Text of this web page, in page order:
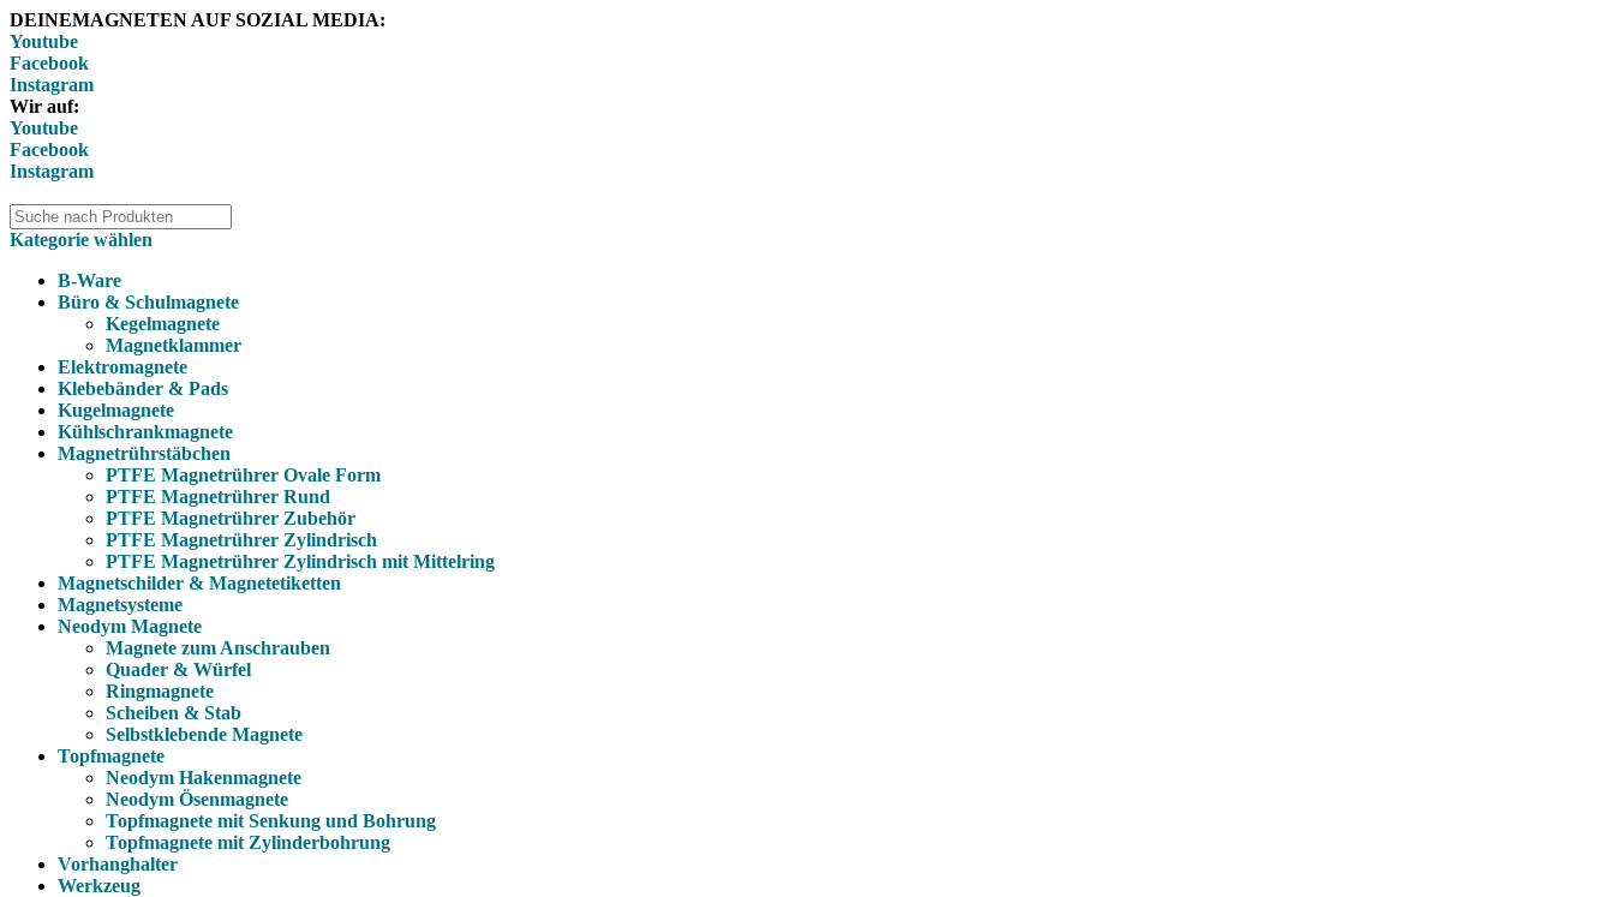
DEINEMAGNETEN AUF SOZIAL MEDIA:
Youtube
Facebook
Instagram
Wir auf:
Youtube
Facebook
Instagram
Kategorie wählen
B-Ware
Büro & Schulmagnete
Kegelmagnete
Magnetklammer
Elektromagnete
Klebebänder & Pads
Kugelmagnete
Kühlschrankmagnete
Magnetrührstäbchen
PTFE Magnetrührer Ovale Form
PTFE Magnetrührer Rund
PTFE Magnetrührer Zubehör
PTFE Magnetrührer Zylindrisch
PTFE Magnetrührer Zylindrisch mit Mittelring
Magnetschilder & Magnetetiketten
Magnetsysteme
Neodym Magnete
Magnete zum Anschrauben
Quader & Würfel
Ringmagnete
Scheiben & Stab
Selbstklebende Magnete
Topfmagnete
Neodym Hakenmagnete
Neodym Ösenmagnete
Topfmagnete mit Senkung und Bohrung
Topfmagnete mit Zylinderbohrung
Vorhanghalter
Werkzeug